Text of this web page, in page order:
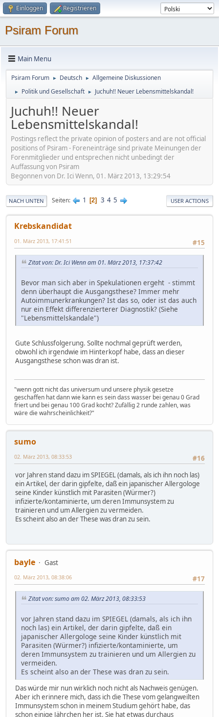
Einloggen Registrieren
Psiram Forum
Main Menu
Psiram Forum ► Deutsch ► Allgemeine Diskussionen
► Politik und Gesellschaft ► Juchuh!! Neuer Lebensmittelskandal!
Juchuh!! Neuer
Lebensmittelskandal!
Postings reflect the private opinion of posters and are not official
positions of Psiram - Foreneinträge sind private Meinungen der
Forenmitglieder und entsprechen nicht unbedingt der
Auffassung von Psiram
Begonnen von Dr. Ici Wenn, 01. März 2013, 13:29:54
NACH UNTEN Seiten 1 2 3 4 5 USER ACTIONS
Krebskandidat
#15
01. März 2013, 17:41:51
Zitat von: Dr. Ici Wenn am 01. März 2013, 17:37:42
Bevor man sich aber in Spekulationen ergeht - stimmt
denn überhaupt die Ausgangsthese? Immer mehr
Autoimmunerkrankungen? Ist das so, oder ist das auch
nur ein Effekt differenzierterer Diagnostik? (Siehe
"Lebensmittelskandale")
Gute Schlussfolgerung. Sollte nochmal geprüft werden,
obwohl ich irgendwie im Hinterkopf habe, dass an dieser
Ausgangsthese schon was dran ist.
"wenn gott nicht das universum und unsere physik gesetze
geschaffen hat dann wie kann es sein dass wasser bei genau 0 Grad
friert und bei genau 100 Grad kocht? Zufällig 2 runde zahlen, was
wäre die wahrscheinlichkeit?"
sumo
#16
02. März 2013, 08:33:53
vor Jahren stand dazu im SPIEGEL (damals, als ich ihn noch las)
ein Artikel, der darin gipfelte, daß ein japanischer Allergologe
seine Kinder künstlich mit Parasiten (Würmer?)
infizierte/kontaminierte, um deren Immunsystem zu
trainieren und um Allergien zu vermeiden.
Es scheint also an der These was dran zu sein.
bayle
Gast
#17
02. März 2013, 08:38:06
Zitat von: sumo am 02. März 2013, 08:33:53
vor Jahren stand dazu im SPIEGEL (damals, als ich ihn
noch las) ein Artikel, der darin gipfelte, daß ein
japanischer Allergologe seine Kinder künstlich mit
Parasiten (Würmer?) infizierte/kontaminierte, um
deren Immunsystem zu trainieren und um Allergien zu
vermeiden.
Es scheint also an der These was dran zu sein.
Das würde mir nun wirklich noch nicht als Nachweis genügen.
Aber ich erinnere mich, dass ich die These vom gelangweilten
Immunsystem schon in meinem Studium gehört habe, das
schon einige Jährchen her ist. Sie hat etwas durchaus